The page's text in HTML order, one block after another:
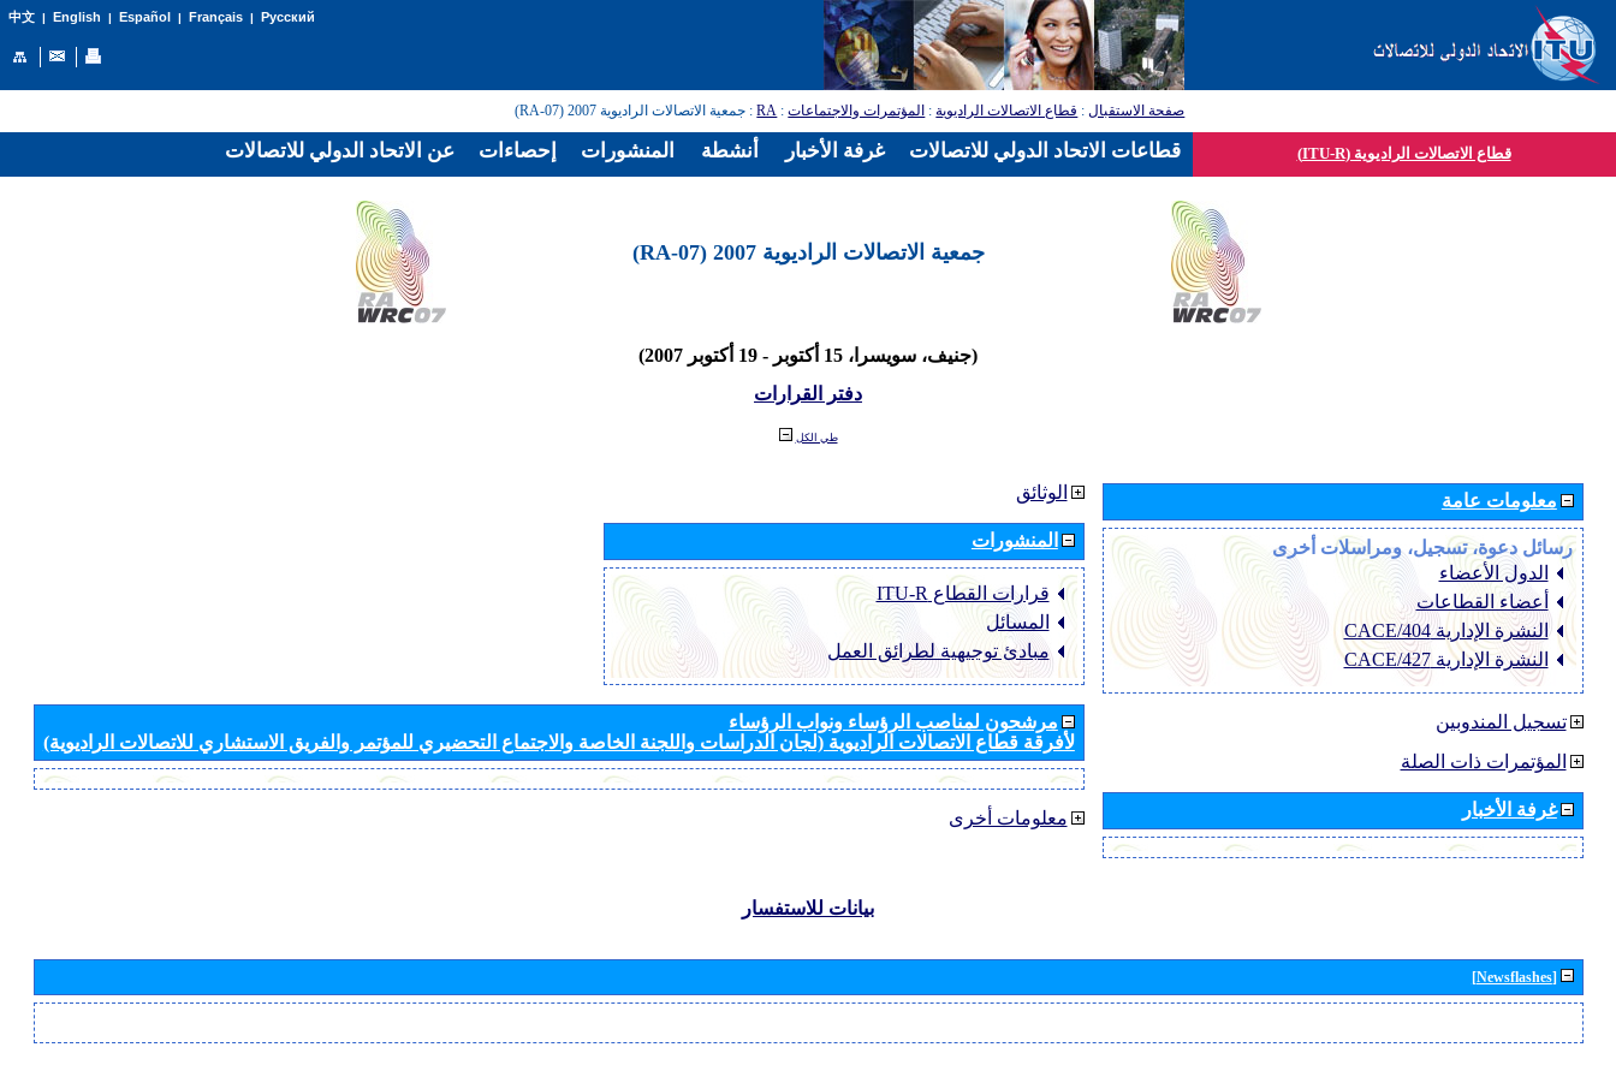
中文| English | Español | Français| Русский
صفحة الاستقبال: قطاع الاتصالات الراديوية: المؤتمرات والاجتماعات:
RA: جمعية الاتصالات الراديوية 2007 (RA-07)
قطاع الاتصالات الراديوية (ITU-R)
جمعية الاتصالات الراديوية 2007 (RA-07)
(جنيف، سويسرا، 15 أكتوبر - 19 أكتوبر 2007)
دفتر القرارات
طي الكل
الوثائق
المنشورات
قرارات القطاع ‏ITU-R
المسائل
مبادئ توجيهية لطرائق العمل
مرشحون لمناصب الرؤساء ونواب الرؤساء
لأفرقة قطاع الاتصالات الراديوية (لجان الدراسات واللجنة الخاصة والاجتماع التحضيري للمؤتمر والفريق الاستشاري للاتصالات الراديوية)
معلومات أخرى
معلومات عامة
رسائل دعوة، تسجيل، ومراسلات أخرى
الدول الأعضاء
أعضاء القطاعات
النشرة الإدارية CACE/404
النشرة الإدارية CACE/427
تسجيل المندوبين
المؤتمرات ذات الصلة
غرفة الأخبار
بيانات للاستفسار
[Newsflashes]
عن الاتحاد الدولي للاتصالات إحصاءات المنشورات أنشطة غرفة الأخبار قطاعات الاتحاد الدولي للاتصالات